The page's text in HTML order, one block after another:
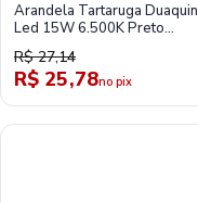
Arandela Tartaruga Duaquin
Led 15W 6.500K Preto
Tl015326
R$ 27,14
R$ 25,78no pix